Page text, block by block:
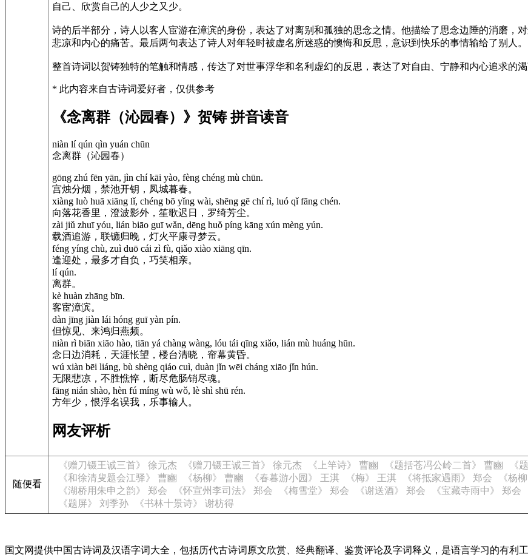
自己、欣赏自己的人少之又少。
诗的后半部分，诗人以客人宦游在漳滨的身份，表达了对离别和孤独的思念之情。他描绘了思念边陲的消磨，
悲凉和内心的痛苦。最后两句表达了诗人对年轻时被虚名所迷惑的懊悔和反思，意识到快乐的事情输给了别人。
整首诗词以贺铸独特的笔触和情感，传达了对世事浮华和名利虚幻的反思，表达了对自由、宁静和内心追求的
* 此内容来自古诗词爱好者，仅供参考
《念离群（沁园春）》贺铸 拼音读音
niàn lí qún qìn yuán chūn
念离群（沁园春）
gōng zhú fēn yān, jìn chí kāi yào, fèng chéng mù chūn.
宫烛分烟，禁池开钥，凤城暮春。
xiàng luò huā xiāng lǐ, chéng bō yǐng wài, shēng gē chí rì, luó qǐ fāng chén.
向落花香里，澄波影外，笙歌迟日，罗绮芳尘。
zài jiǔ zhuī yóu, lián biāo guī wǎn, dēng huǒ píng kāng xún mèng yún.
载酒追游，联镳归晚，灯火平康寻梦云。
féng yíng chù, zuì duō cái zì fù, qiǎo xiào xiāng qīn.
逢迎处，最多才自负，巧笑相亲。
lí qún.
离群。
kè huàn zhāng bīn.
客宦漳滨。
dàn jīng jiàn lái hóng guī yàn pín.
但惊见、来鸿归燕频。
niàn rì biān xiāo hào, tiān yá chàng wàng, lóu tái qīng xiǎo, lián mù huáng hūn.
念日边消耗，天涯怅望，楼台清晓，帘幕黄昏。
wú xiàn bēi liáng, bù shèng qiáo cuì, duàn jǐn wēi cháng xiāo jǐn hún.
无限悲凉，不胜憔悴，断尽危肠销尽魂。
fāng nián shào, hèn fú míng wù wǒ, lè shì shū rén.
方年少，恨浮名误我，乐事输人。
网友评析
随便看
《赠刀镊王诚三首》 徐元杰 《赠刀镊王诚三首》 徐元杰 《上竿诗》 曹豳 《题括苍冯公岭二首》 曹豳 《
《和徐清叟题会江驿》 曹豳
《杨柳》 曹豳 《春暮游小园》 王淇 《梅》 王淇 《将抵家遇雨》 郑会 《杨
《湖桥用朱申之韵》 郑会
《怀宣州李司法》 郑会 《梅雪堂》 郑会 《谢送酒》 郑会 《宝藏寺雨中》 郑会
《题屏》 刘季孙
《书林十景诗》 谢枋得
国文网提供中国古诗词及汉语字词大全，包括历代古诗词原文欣赏、经典翻译、鉴赏评论及字词释义，是语言学习的有利工